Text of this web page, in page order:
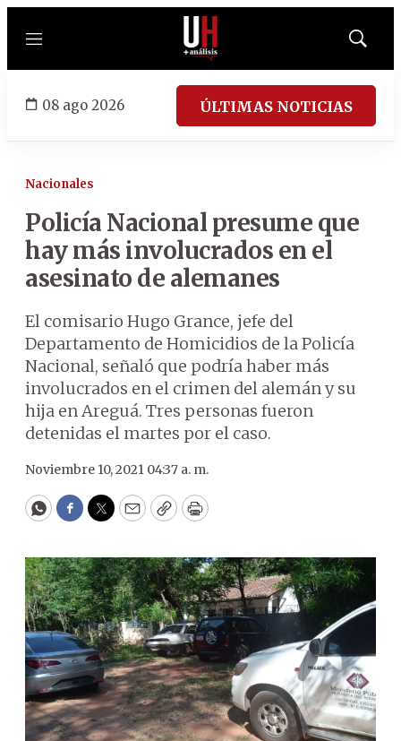
Menú
Mostrar
08 ago 2026 ÚLTIMAS NOTICIAS
Nacionales
Policía Nacional presume que
hay más involucrados en el
asesinato de alemanes
El comisario Hugo Grance, jefe del
Departamento de Homicidios de la Policía
Nacional, señaló que podría haber más
involucrados en el crimen del alemán y su
hija en Areguá. Tres personas fueron
detenidas el martes por el caso.
Noviembre 10, 2021 04:37 a. m.
WhatsApp
Facebook
Twitter
EmailCopyPrint